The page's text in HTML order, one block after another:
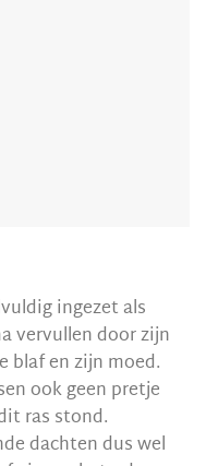
ingezet als
vervullen door zijn
blaf en zijn moed.
ook geen pretje
ras stond.
dachten dus wel